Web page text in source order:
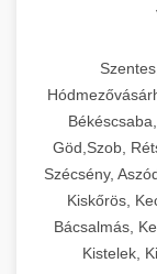
Göd,Szob,
Szécsény,
Kiskőrös,
Bácsalmás,
Kistelek,